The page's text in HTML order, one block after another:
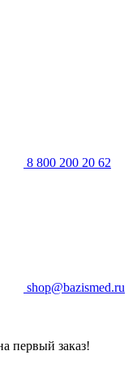
8 800 200 20 62
shop@bazismed.ru
первый заказ!